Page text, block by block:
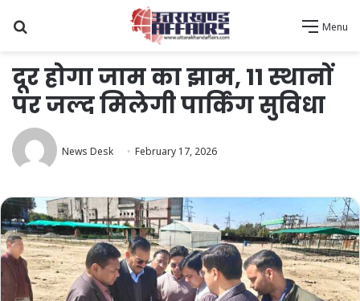
Menu
दूर होगा जाम का झाम, 11 स्थानों
पर जल्द मिलेगी पार्किंग सुविधा
News Desk February 17, 2026